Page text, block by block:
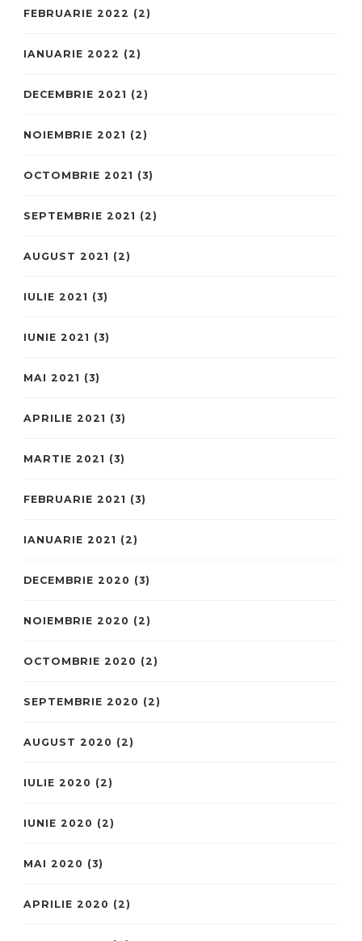
FEBRUARIE 2022 (2)
IANUARIE 2022 (2)
DECEMBRIE 2021 (2)
NOIEMBRIE 2021 (2)
OCTOMBRIE 2021 (3)
SEPTEMBRIE 2021 (2)
AUGUST 2021 (2)
IULIE 2021 (3)
IUNIE 2021 (3)
MAI 2021 (3)
APRILIE 2021 (3)
MARTIE 2021 (3)
FEBRUARIE 2021 (3)
IANUARIE 2021 (2)
DECEMBRIE 2020 (3)
NOIEMBRIE 2020 (2)
OCTOMBRIE 2020 (2)
SEPTEMBRIE 2020 (2)
AUGUST 2020 (2)
IULIE 2020 (2)
IUNIE 2020 (2)
MAI 2020 (3)
APRILIE 2020 (2)